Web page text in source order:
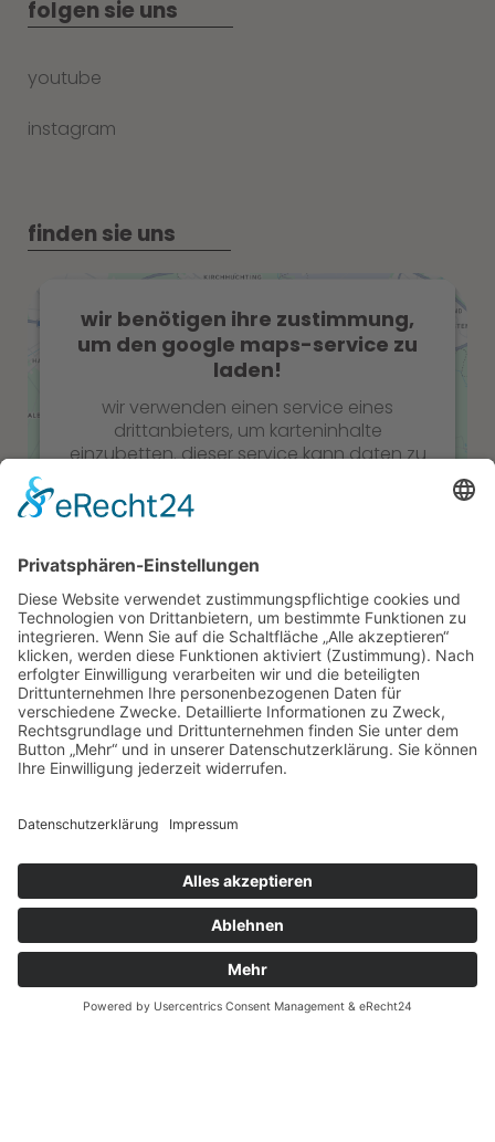
folgen sie uns
youtube
instagram
finden sie uns
wir benötigen ihre zustimmung,
um den google maps-service zu
laden!
wir verwenden einen service eines
drittanbieters, um karteninhalte
einzubetten. dieser service kann daten zu
die details durch und stimmen sie der
nutzung des service zu, um diese karte
Akzeptieren
powered byusercentrics consent
management platform&erecht24
zum recht
impressum
erklärung zur barrierefreiheit